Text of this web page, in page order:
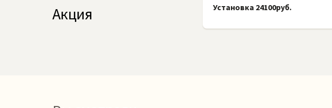
Установка 24100руб.
Акция